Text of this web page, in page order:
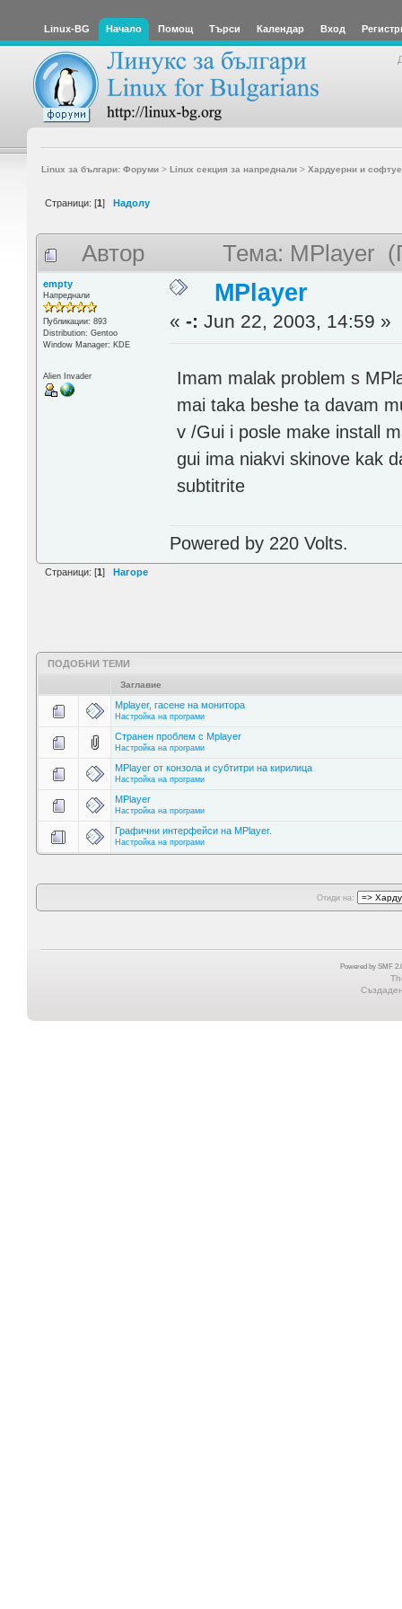
Linux-BG Начало Помощ Търси Календар Вход
Linux за българи: Форуми> Linux секция за напреднали> Хардуерни и
Страници: [1] Надолу
Автор Тема: MPlayer
empty
Напреднали
Публикации: 893
Distribution: Gentoo
Window Manager: KDE
Alien Invader
MPlayer
«-: Jun 22, 2003, 14:59 »
Imam malak problem s
mai taka beshe ta davam
v /Gui i posle make install
gui ima niakvi skinove kak
subtitrite
Powered by 220 Volts.
Страници: [1] Нагоре
ПОДОБНИ ТЕМИ
Заглавие
Mplayer, гасене на монитора
Настройка на програми
Странен проблем с Mplayer
Настройка на програми
MPlayer от конзола и субтитри на кирилица
Настройка на програми
MPlayer
Настройка на програми
Графични интерфейси на MPlayer.
Настройка на програми
Отиди на:
Powered by SMF